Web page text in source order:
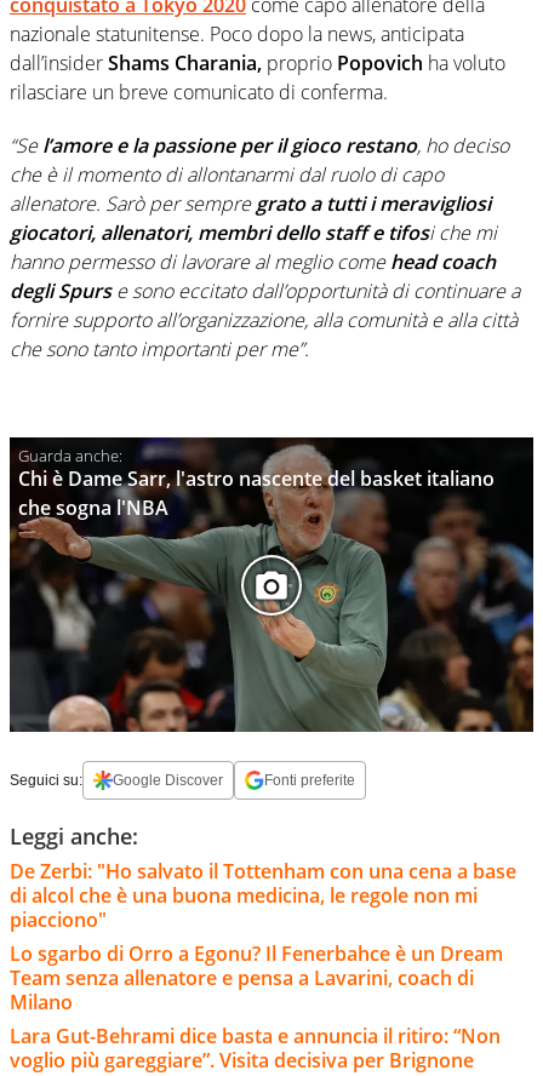
nazionale statunitense. Poco dopo la news, anticipata
dall’insiderShams Charania, proprio Popovich ha voluto
rilasciare un breve comunicato di conferma.
“Sel’amore e la passione per il gioco restano, ho deciso
che è il momento di allontanarmi dal ruolo di capo
allenatore. Sarò per sempregrato a tutti i meravigliosi
giocatori, allenatori, membri dello staff e tifosi che mi
hanno permesso di lavorare al meglio comehead coach
degli Spurse sono eccitato dall’opportunità di continuare a
fornire supporto all’organizzazione, alla comunità e alla città
che sono tanto importanti per me”.
Chi è Dame Sarr, l'astro nascente del basket italiano
che sogna l'NBA
Seguici su: Google Discover Fonti preferite
Leggi anche:
De Zerbi: "Ho salvato il Tottenham con una cena a base
di alcol che è una buona medicina, le regole non mi
piacciono"
Lo sgarbo di Orro a Egonu? Il Fenerbahce è un Dream
Team senza allenatore e pensa a Lavarini, coach di
Milano
Lara Gut-Behrami dice basta e annuncia il ritiro: “Non
voglio più gareggiare”. Visita decisiva per Brignone